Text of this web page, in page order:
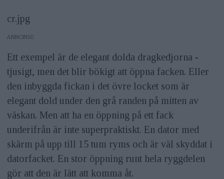
cr.jpg
ANNONS
Ett exempel är de elegant dolda dragkedjorna -
tjusigt, men det blir bökigt att öppna facken. Eller
den inbyggda fickan i det övre locket som är
elegant dold under den grå randen på mitten av
väskan. Men att ha en öppning på ett fack
underifrån är inte superpraktiskt. En dator med
skärm på upp till 15 tum ryms och är väl skyddat i
datorfacket. En stor öppning runt hela ryggdelen
gör att den är lätt att komma åt.